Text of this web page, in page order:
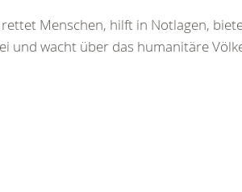
Menschen, hilft in Notlagen,
und wacht über das humanitäre